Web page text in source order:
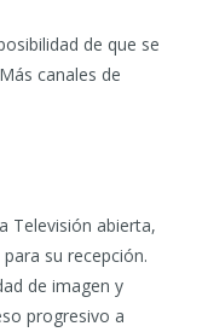
de que se
canales de
Televisión abierta,
su recepción.
de imagen y
progresivo a